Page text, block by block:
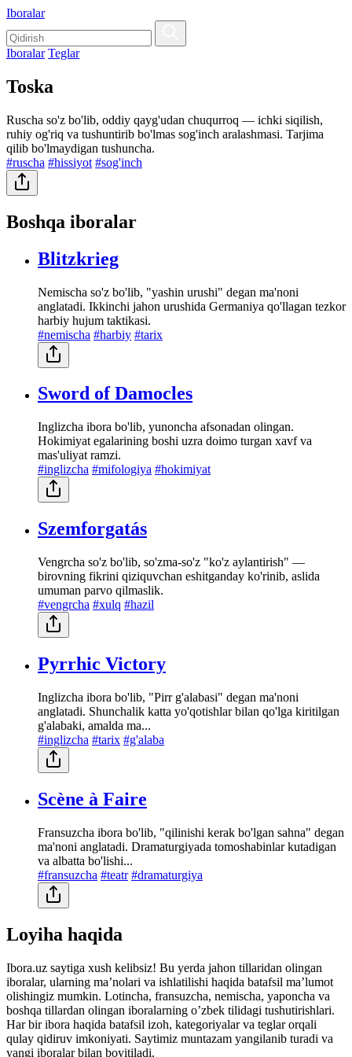
Iboralar
Iboralar Teglar
Toska
Ruscha so'z bo'lib, oddiy qayg'udan chuqurroq — ichki siqilish,
ruhiy og'riq va tushuntirib bo'lmas sog'inch aralashmasi. Tarjima
qilib bo'lmaydigan tushuncha.
#ruscha #hissiyot #sog'inch
Boshqa iboralar
Blitzkrieg
Nemischa so'z bo'lib, "yashin urushi" degan ma'noni
anglatadi. Ikkinchi jahon urushida Germaniya qo'llagan tezkor
harbiy hujum taktikasi.
#nemischa #harbiy #tarix
Sword of Damocles
Inglizcha ibora bo'lib, yunoncha afsonadan olingan.
Hokimiyat egalarining boshi uzra doimo turgan xavf va
mas'uliyat ramzi.
#inglizcha #mifologiya #hokimiyat
Szemforgatás
Vengrcha so'z bo'lib, so'zma-so'z "ko'z aylantirish" —
birovning fikrini qiziquvchan eshitganday ko'rinib, aslida
umuman parvo qilmaslik.
#vengrcha #xulq #hazil
Pyrrhic Victory
Inglizcha ibora bo'lib, "Pirr g'alabasi" degan ma'noni
anglatadi. Shunchalik katta yo'qotishlar bilan qo'lga kiritilgan
g'alabaki, amalda ma...
#inglizcha #tarix #g'alaba
Scène à Faire
Fransuzcha ibora bo'lib, "qilinishi kerak bo'lgan sahna" degan
ma'noni anglatadi. Dramaturgiyada tomoshabinlar kutadigan
va albatta bo'lishi...
#fransuzcha #teatr #dramaturgiya
Loyiha haqida
Ibora.uz saytiga xush kelibsiz! Bu yerda jahon tillaridan olingan
iboralar, ularning maʼnolari va ishlatilishi haqida batafsil maʼlumot
olishingiz mumkin. Lotincha, fransuzcha, nemischa, yaponcha va
boshqa tillardan olingan iboralarning oʼzbek tilidagi tushutirishlari.
Har bir ibora haqida batafsil izoh, kategoriyalar va teglar orqali
qulay qidiruv imkoniyati. Saytimiz muntazam yangilanib turadi va
yangi iboralar bilan boyitiladi.